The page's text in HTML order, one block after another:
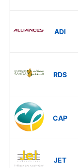
ADI
RDS
CAP
JET